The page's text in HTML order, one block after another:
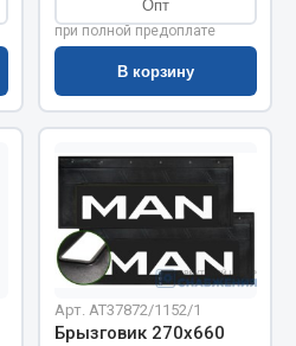
Опт
при полной предоплате
В корзину
Арт. AT37872/1152/1
Брызговик 270х660